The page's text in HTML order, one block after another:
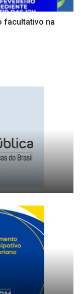
facultativo na